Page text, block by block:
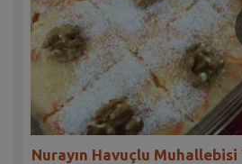
Nurayın Havuçlu